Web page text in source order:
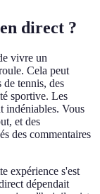
direct ?
vivre un
Cela peut
tennis, des
sportive. Les
indéniables. Vous
et des
des commentaires
expérience s'est
dépendait